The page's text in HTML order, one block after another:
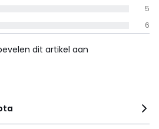
15
30
6
5
dit artikel aan